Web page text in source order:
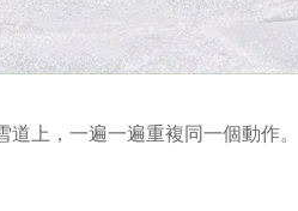
上，一遍一遍重複同一個動作。